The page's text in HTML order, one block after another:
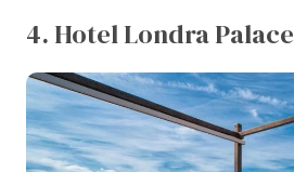
4. Hotel Londra Palace